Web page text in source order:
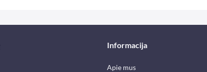
Informacija
Apie mus